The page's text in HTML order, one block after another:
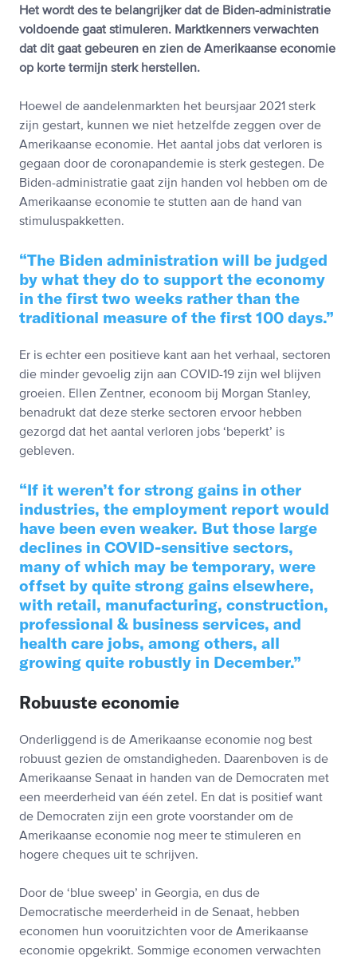
Het wordt des te belangrijker dat de Biden-administratie
voldoende gaat stimuleren. Marktkenners verwachten
dat dit gaat gebeuren en zien de Amerikaanse economie
op korte termijn sterk herstellen.
Hoewel de aandelenmarkten het beursjaar 2021 sterk
zijn gestart, kunnen we niet hetzelfde zeggen over de
Amerikaanse economie. Het aantal jobs dat verloren is
gegaan door de coronapandemie is sterk gestegen. De
Biden-administratie gaat zijn handen vol hebben om de
Amerikaanse economie te stutten aan de hand van
stimuluspakketten.
The Biden administration will be judged
by what they do to support the economy
in the first two weeks rather than the
traditional measure of the first 100 days.
Er is echter een positieve kant aan het verhaal, sectoren
die minder gevoelig zijn aan COVID-19 zijn wel blijven
groeien. Ellen Zentner, econoom bij Morgan Stanley,
benadrukt dat deze sterke sectoren ervoor hebben
gezorgd dat het aantal verloren jobs ‘beperkt’ is
gebleven.
If it weren’t for strong gains in other
industries, the employment report would
have been even weaker. But those large
declines in COVID-sensitive sectors,
many of which may be temporary, were
offset by quite strong gains elsewhere,
with retail, manufacturing, construction,
professional & business services, and
health care jobs, among others, all
growing quite robustly in December.
Robuuste economie
Onderliggend is de Amerikaanse economie nog best
robuust gezien de omstandigheden. Daarenboven is de
Amerikaanse Senaat in handen van de Democraten met
een meerderheid van één zetel. En dat is positief want
de Democraten zijn een grote voorstander om de
Amerikaanse economie nog meer te stimuleren en
hogere cheques uit te schrijven.
Door de ‘blue sweep’ in Georgia, en dus de
Democratische meerderheid in de Senaat, hebben
economen hun vooruitzichten voor de Amerikaanse
economie opgekrikt. Sommige economen verwachten